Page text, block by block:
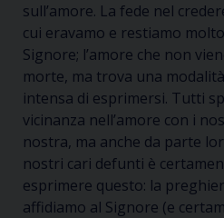
sull’amore. La fede nel
cui eravamo e restiamo
Signore; l’amore che non
morte, ma trova una
intensa di esprimersi. Tutti
vicinanza nell’amore con i
nostra, ma anche da parte
nostri cari defunti è
esprimere questo: la
affidiamo al Signore (e